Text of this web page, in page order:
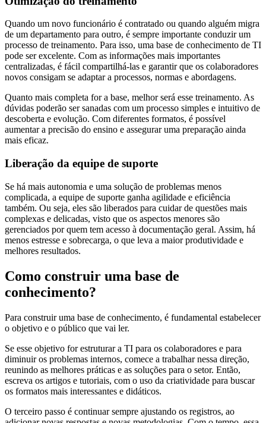
Quando um novo funcionário é contratado ou quando alguém migra
de um departamento para outro, é sempre importante conduzir um
processo de treinamento. Para isso, uma base de conhecimento de TI
pode ser excelente. Com as informações mais importantes
centralizadas, é fácil compartilhá-las e garantir que os colaboradores
novos consigam se adaptar a processos, normas e abordagens.
Quanto mais completa for a base, melhor será esse treinamento. As
dúvidas poderão ser sanadas com um processo simples e intuitivo de
descoberta e evolução. Com diferentes formatos, é possível
aumentar a precisão do ensino e assegurar uma preparação ainda
mais eficaz.
Liberação da equipe de suporte
Se há mais autonomia e uma solução de problemas menos
complicada, a equipe de suporte ganha agilidade e eficiência
também. Ou seja, eles são liberados para cuidar de questões mais
complexas e delicadas, visto que os aspectos menores são
gerenciados por quem tem acesso à documentação geral. Assim, há
menos estresse e sobrecarga, o que leva a maior produtividade e
melhores resultados.
Como construir uma base de
conhecimento?
Para construir uma base de conhecimento, é fundamental estabelecer
o objetivo e o público que vai ler.
Se esse objetivo for estruturar a TI para os colaboradores e para
diminuir os problemas internos, comece a trabalhar nessa direção,
reunindo as melhores práticas e as soluções para o setor. Então,
escreva os artigos e tutoriais, com o uso da criatividade para buscar
os formatos mais interessantes e didáticos.
O terceiro passo é continuar sempre ajustando os registros, ao